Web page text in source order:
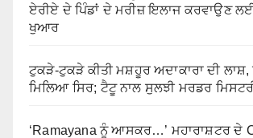
ਏਰੀਏ ਦੇ ਪਿੰਡਾਂ ਦੇ ਮਰੀਜ਼ ਇਲਾਜ ਕਰਵਾਉਣ
ਖੁਆਰ
ਟੁਕੜੇ-ਟੁਕੜੇ ਕੀਤੀ ਮਸ਼ਹੂਰ ਅਦਾਕਾਰਾ ਦੀ ਲਾਸ਼,
ਮਿਲਿਆ ਸਿਰ; ਟੈਟੂ ਨਾਲ ਸੁਲਝੀ ਮਰਡਰ
‘Ramayana ਨੂੰ ਆਸਕਰ…’ ਮਹਾਰਾਸ਼ਟਰ ਦੇ